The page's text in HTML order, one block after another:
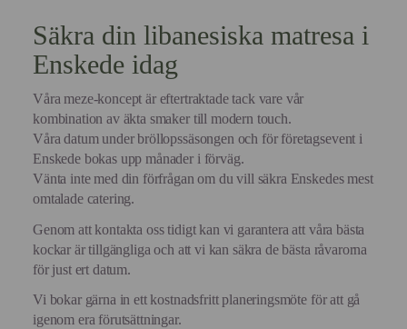
Säkra din libanesiska matresa i
Enskede idag
Våra meze-koncept är eftertraktade tack vare vår
kombination av äkta smaker till modern touch.
Våra datum under bröllopssäsongen och för företagsevent i
Enskede bokas upp månader i förväg.
Vänta inte med din förfrågan om du vill säkra Enskedes mest
omtalade catering.
Genom att kontakta oss tidigt kan vi garantera att våra bästa
kockar är tillgängliga och att vi kan säkra de bästa råvarorna
för just ert datum.
Vi bokar gärna in ett kostnadsfritt planeringsmöte för att gå
igenom era förutsättningar.